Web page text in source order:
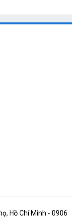
Hồ Chí Minh - 0906